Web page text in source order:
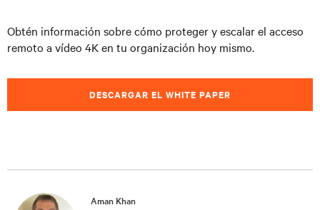
Obtén información sobre cómo proteger y escalar el acceso
remoto a vídeo 4K en tu organización hoy mismo.
DESCARGAR EL WHITE PAPER
Aman Khan